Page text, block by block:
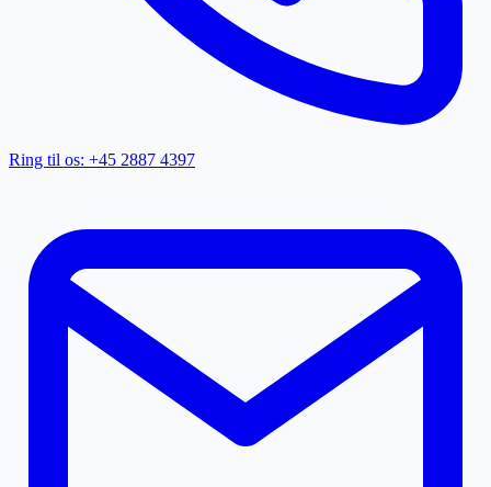
Ring til os: +45 2887 4397